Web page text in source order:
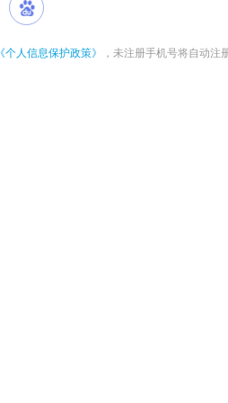
《个人信息保护政策》 ，未注册手机号将自动注